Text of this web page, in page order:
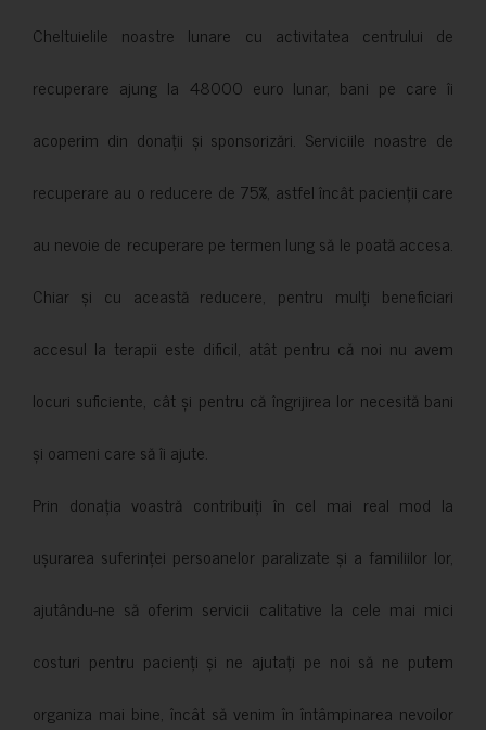
Cheltuielile noastre lunare cu activitatea centrului de
recuperare ajung la 48000 euro lunar, bani pe care îi
acoperim din donații și sponsorizări. Serviciile noastre de
recuperare au o reducere de 75%, astfel încât pacienții care
au nevoie de recuperare pe termen lung să le poată accesa.
Chiar și cu această reducere, pentru mulți beneficiari
accesul la terapii este dificil, atât pentru că noi nu avem
locuri suficiente, cât și pentru că îngrijirea lor necesită bani
și oameni care să îi ajute.
Prin donația voastră contribuiți în cel mai real mod la
ușurarea suferinței persoanelor paralizate și a familiilor lor,
ajutându-ne să oferim servicii calitative la cele mai mici
costuri pentru pacienți și ne ajutați pe noi să ne putem
organiza mai bine, încât să venim în întâmpinarea nevoilor